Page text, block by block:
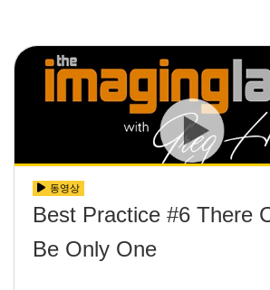
동영상
Best Practice #6 There
Be Only One